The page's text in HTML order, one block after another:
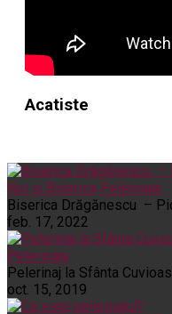
Acatiste
Noi și Biserica Pelerinaje
Biserica Drăgănescu –
feb. 17, 2022
Pelerinaje
Pelerinaj la Sfânta
oct. 15, 2019